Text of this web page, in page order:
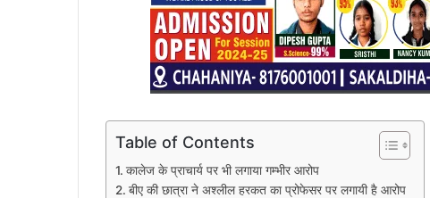
Table of Contents
कालेज के प्राचार्य पर भी लगाया गम्भीर आरोप
बीए की छात्रा ने अश्लील हरकत का प्रोफेसर पर लगायी है आरोप